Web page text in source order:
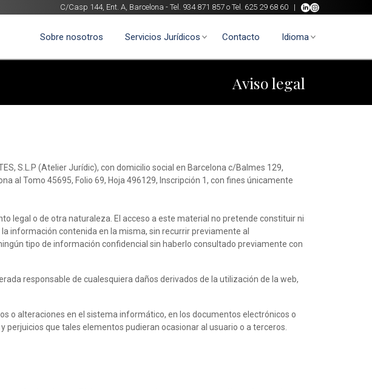
Sobre nosotros Servicios Jurídicos Contacto Idioma
C/Casp 144, Ent. A, Barcelona - Tel. 934 871 857 o Tel. 625 29 68 60 |
Aviso legal
S.L.P (Atelier Jurídic), con domicilio social en Barcelona c/Balmes 129,
al Tomo 45695, Folio 69, Hoja 496129, Inscripción 1, con fines únicamente
legal o de otra naturaleza. El acceso a este material no pretende constituir ni
información contenida en la misma, sin recurrir previamente al
tipo de información confidencial sin haberlo consultado previamente con
responsable de cualesquiera daños derivados de la utilización de la web,
o alteraciones en el sistema informático, en los documentos electrónicos o
que tales elementos pudieran ocasionar al usuario o a terceros.